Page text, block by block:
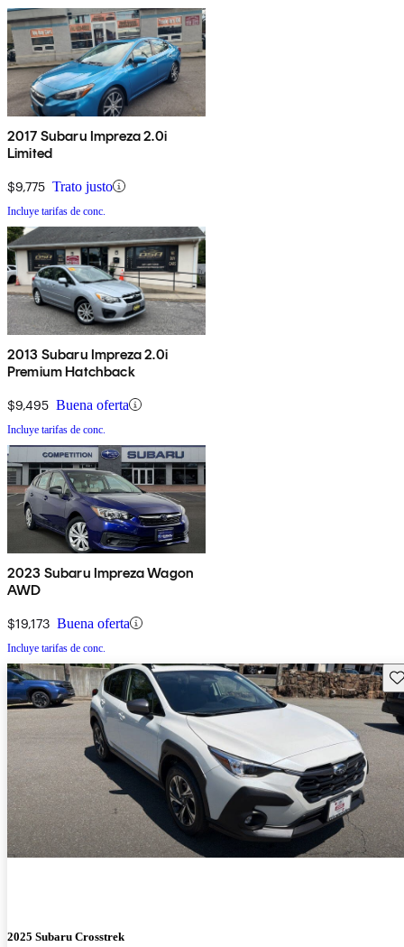
2017 Subaru Impreza 2.0i
Limited
$9,775 Trato justo
Incluye tarifas de conc.
2013 Subaru Impreza 2.0i
Premium Hatchback
$9,495 Buena oferta
Incluye tarifas de conc.
2023 Subaru Impreza Wagon
AWD
$19,173 Buena oferta
Incluye tarifas de conc.
2025 Subaru Crosstrek